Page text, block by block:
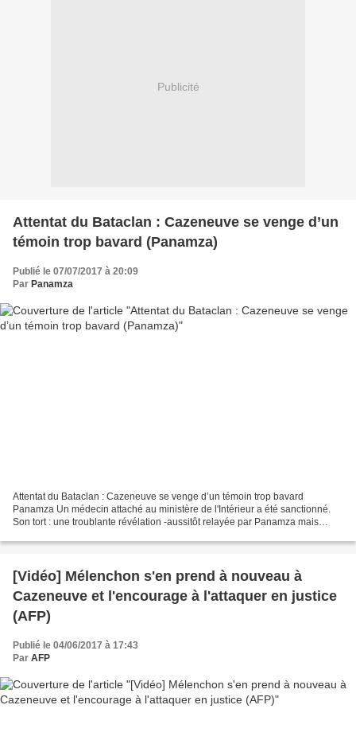
Publicité
Attentat du Bataclan : Cazeneuve se venge d’un
témoin trop bavard (Panamza)
Publié le 07/07/2017 à 20:09
Par Panamza
Attentat du Bataclan : Cazeneuve se venge d’un témoin trop bavard
Panamza Un médecin attaché au ministère de l'Intérieur a été sanctionné.
Son tort : une troublante révélation -aussitôt relayée par Panamza mais
[Vidéo] Mélenchon s'en prend à nouveau à
Cazeneuve et l'encourage à l'attaquer en justice
(AFP)
Publié le 04/06/2017 à 17:43
Par AFP